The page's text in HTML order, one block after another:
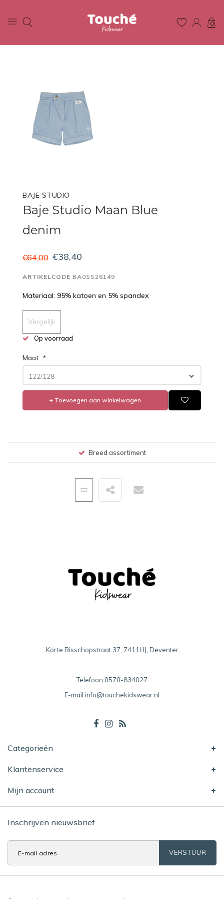
0
BAJE STUDIO
Baje Studio Maan Blue
denim
€64,00 €38,40
ARTIKELCODE BA0SS26149
Materiaal: 95% katoen en 5% spandex
Vergelijk
Op voorraad
Maat: *
122/128
+ Toevoegen aan winkelwagen
Breed assortiment
Korte Bisschopstraat 37, 7411HJ, Deventer
Telefoon 0570-834027
E-mail info@touchekidswear.nl
Categorieën
Klantenservice
Mijn account
Inschrijven nieuwsbrief
VERSTUUR